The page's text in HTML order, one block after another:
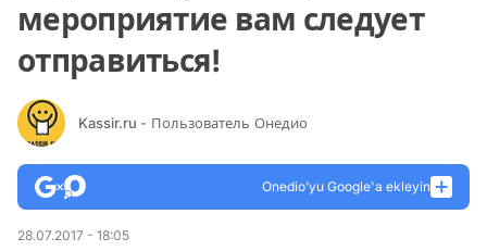
мероприятие вам следует
отправиться!
Kassir.ru - Пользователь Онедио
Onedio’yu Google'a ekleyin
28.07.2017 - 18:05